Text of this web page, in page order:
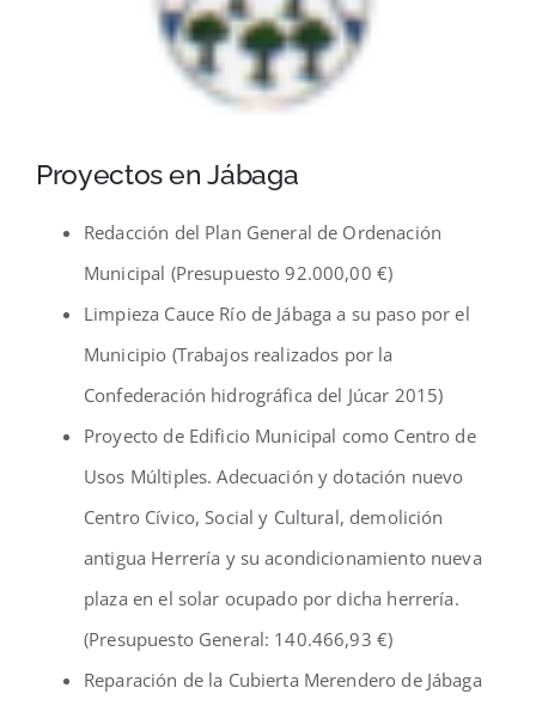
Proyectos en Jábaga
Redacción del Plan General de Ordenación
Municipal (Presupuesto 92.000,00 €)
Limpieza Cauce Río de Jábaga a su paso por el
Municipio (Trabajos realizados por la
Confederación hidrográfica del Júcar 2015)
Proyecto de Edificio Municipal como Centro de
Usos Múltiples. Adecuación y dotación nuevo
Centro Cívico, Social y Cultural, demolición
antigua Herrería y su acondicionamiento nueva
plaza en el solar ocupado por dicha herrería.
(Presupuesto General: 140.466,93 €)
Reparación de la Cubierta Merendero de Jábaga